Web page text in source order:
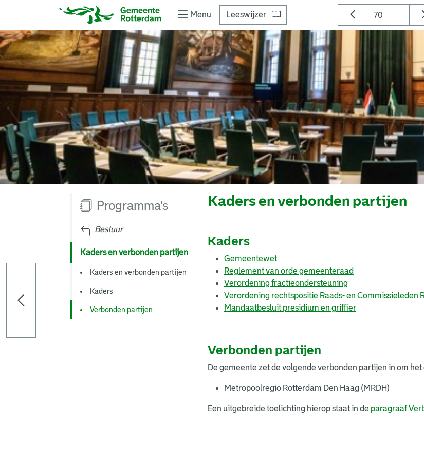
Menu Leeswijzer
Programma's
Bestuur
Kaders en verbonden partijen
Kaders en verbonden partijen
Kaders
Verbonden partijen
Kaders en verbonden partijen
Kaders
Gemeentewet
Reglement van orde gemeenteraad
Verordening fractieondersteuning
Verordening rechtspositie Raads- en Commissieleden
Mandaatbesluit presidium en griffier
Verbonden partijen
De gemeente zet de volgende verbonden partijen in om
Metropoolregio Rotterdam Den Haag (MRDH)
Een uitgebreide toelichting hierop staat in de paragraaf